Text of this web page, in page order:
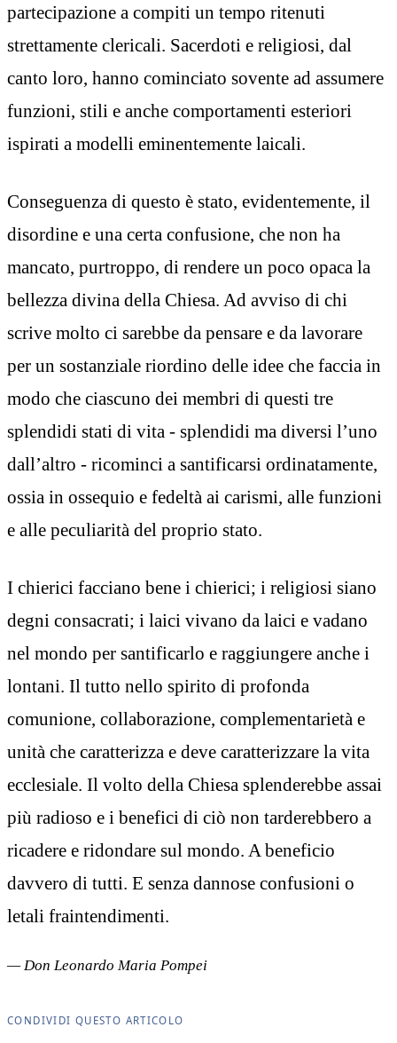
partecipazione a compiti un tempo ritenuti
strettamente clericali. Sacerdoti e religiosi, dal
canto loro, hanno cominciato sovente ad assumere
funzioni, stili e anche comportamenti esteriori
ispirati a modelli eminentemente laicali.
Conseguenza di questo è stato, evidentemente, il
disordine e una certa confusione, che non ha
mancato, purtroppo, di rendere un poco opaca la
bellezza divina della Chiesa. Ad avviso di chi
scrive molto ci sarebbe da pensare e da lavorare
per un sostanziale riordino delle idee che faccia in
modo che ciascuno dei membri di questi tre
splendidi stati di vita - splendidi ma diversi l’uno
dall’altro - ricominci a santificarsi ordinatamente,
ossia in ossequio e fedeltà ai carismi, alle funzioni
e alle peculiarità del proprio stato.
I chierici facciano bene i chierici; i religiosi siano
degni consacrati; i laici vivano da laici e vadano
nel mondo per santificarlo e raggiungere anche i
lontani. Il tutto nello spirito di profonda
comunione, collaborazione, complementarietà e
unità che caratterizza e deve caratterizzare la vita
ecclesiale. Il volto della Chiesa splenderebbe assai
più radioso e i benefici di ciò non tarderebbero a
ricadere e ridondare sul mondo. A beneficio
davvero di tutti. E senza dannose confusioni o
letali fraintendimenti.
— Don Leonardo Maria Pompei
CONDIVIDI QUESTO ARTICOLO